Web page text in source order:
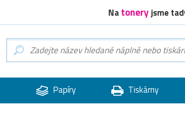
Natoneryjsme
Papíry Tiskárny